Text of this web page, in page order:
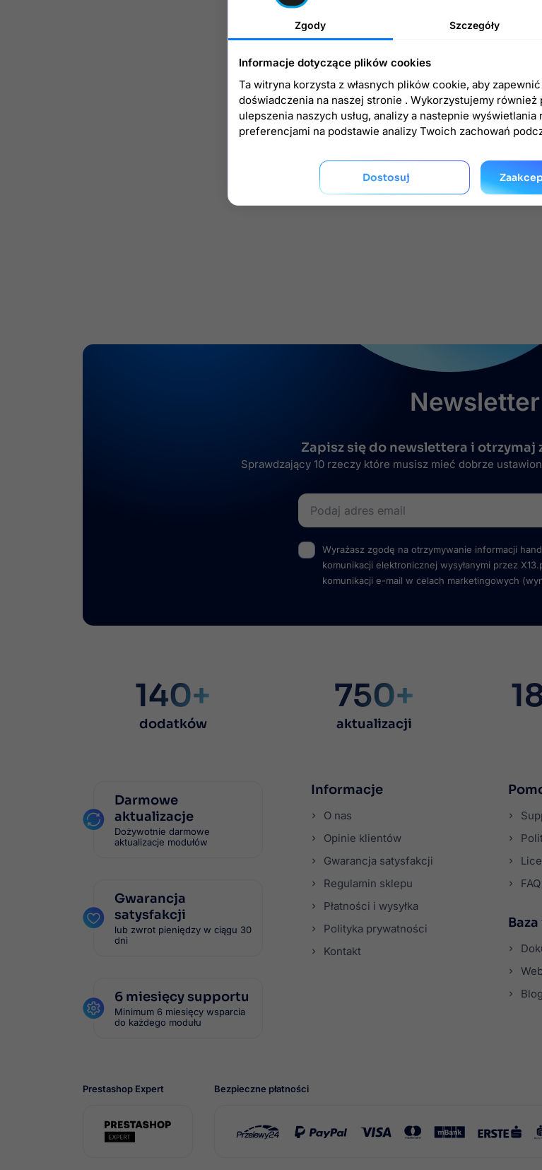
Newsletter
Zapisz się do newslettera i otrzymaj
Sprawdzający 10 rzeczy które musisz mieć dobrze
Wyrażasz zgodę na otrzymywanie informacji
komunikacji elektronicznej wysyłanymi przez
komunikacji e-mail w celach marketingowych
140+
dodatków
750+
aktualizacji
Darmowe
aktualizacje
Dożywotnie darmowe
aktualizacje modułów
Gwarancja
satysfakcji
lub zwrot pieniędzy w ciągu 30
dni
6 miesięcy supportu
Minimum 6 miesięcy wsparcia
do każdego modułu
Informacje
O nas
Opinie klientów
Gwarancja satysfakcji
Regulamin sklepu
Płatności i wysyłka
Polityka prywatności
Kontakt
FAQ
Blog
Prestashop Expert Bezpieczne płatności
Zgody Szczegóły
Informacje dotyczące plików cookies
Ta witryna korzysta z własnych plików cookie, aby
doświadczenia na naszej stronie . Wykorzystujemy
ulepszenia naszych usług, analizy a nastepnie
preferencjami na podstawie analizy Twoich zachowań
Dostosuj